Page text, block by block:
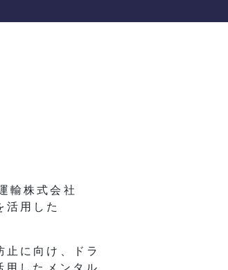
輸株式会社
活用した
に向け、ドラ